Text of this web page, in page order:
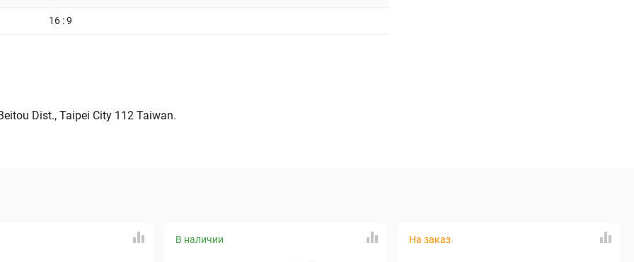
16 : 9
Dist., Taipei City 112 Taiwan.
В наличии На заказ